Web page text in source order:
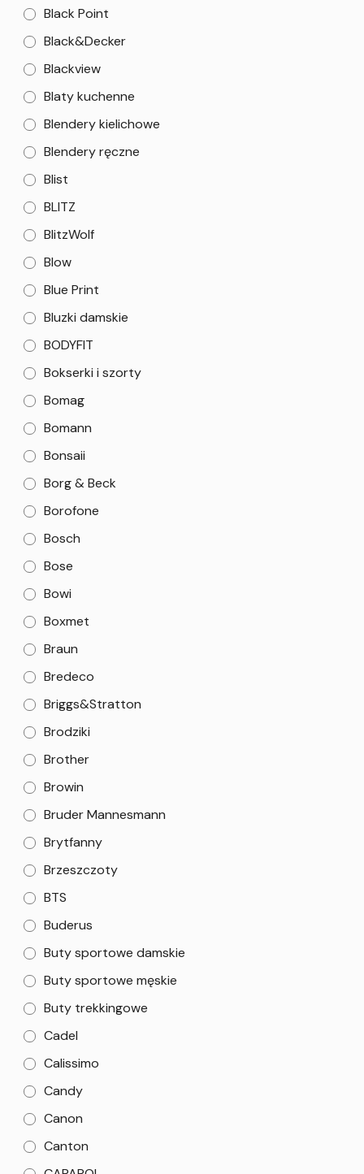
Black Point
Black&Decker
Blackview
Blaty kuchenne
Blendery kielichowe
Blendery ręczne
Blist
BLITZ
BlitzWolf
Blow
Blue Print
Bluzki damskie
BODYFIT
Bokserki i szorty
Bomag
Bomann
Bonsaii
Borg & Beck
Borofone
Bosch
Bose
Bowi
Boxmet
Braun
Bredeco
Briggs&Stratton
Brodziki
Brother
Browin
Bruder Mannesmann
Brytfanny
Brzeszczoty
BTS
Buderus
Buty sportowe damskie
Buty sportowe męskie
Buty trekkingowe
Cadel
Calissimo
Candy
Canon
Canton